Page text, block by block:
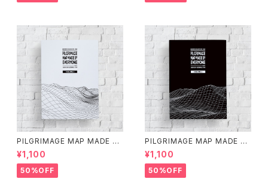
PILGRIMAGE MAP MADE BY
EVERYONE (VOLUME 1)
¥1,100
50%OFF
PILGRIMAGE MAP MADE BY
EVERYONE (VOLUME 2)
¥1,100
50%OFF